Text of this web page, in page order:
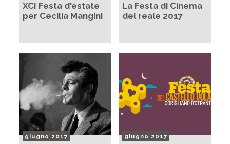
XC! Festa d'estate
per Cecilia Mangini
La Festa di Cinema
del reale 2017
giugno 2017 giugno 2017